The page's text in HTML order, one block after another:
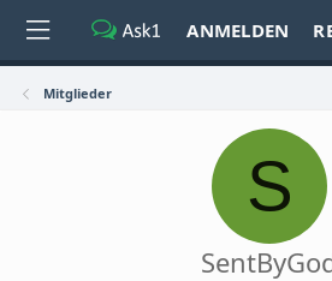
ANMELDEN
Mitglieder
S